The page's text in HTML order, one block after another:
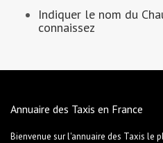
Indiquer le nom du
connaissez
Annuaire des Taxis en France
Bienvenue sur l'annuaire des Taxis le